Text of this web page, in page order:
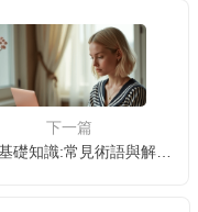
下一篇
美股基礎知識:常見術語與解釋 📚